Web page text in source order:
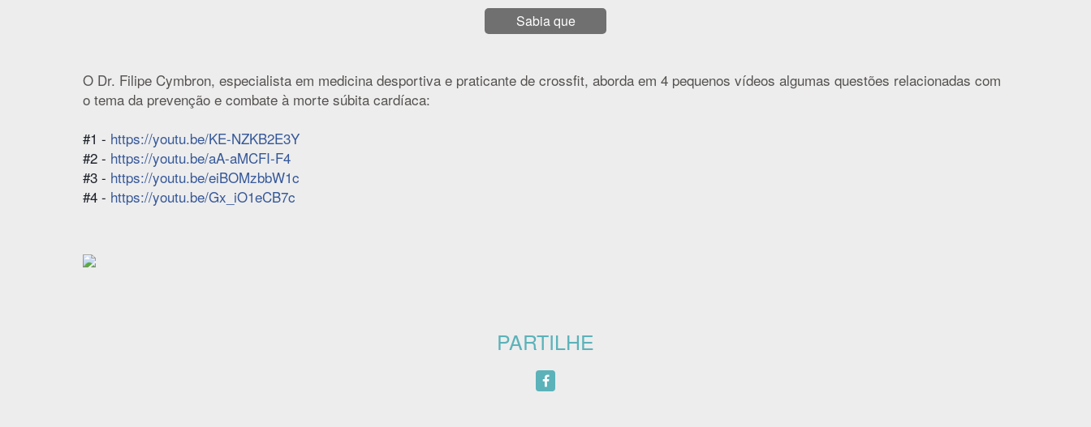
Sabia que
O Dr. Filipe Cymbron, especialista em medicina desportiva e praticante de crossfit, aborda em 4 pequenos vídeos algumas questões relacionadas com
o tema da prevenção e combate à morte súbita cardíaca:
#1 - https://youtu.be/KE-NZKB2E3Y
#2 - https://youtu.be/aA-aMCFI-F4
#3 - https://youtu.be/eiBOMzbbW1c
#4 - https://youtu.be/Gx_iO1eCB7c
PARTILHE